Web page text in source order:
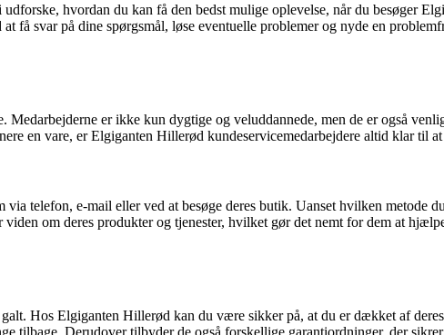
hvordan du kan få den bedst mulige oplevelse, når du besøger
svar på dine spørgsmål, løse eventuelle problemer og nyde en
er ikke kun dygtige og veluddannede, men de er også
en vare, er Elgiganten Hillerød kundeservicemedarbejdere altid klar til
telefon, e-mail eller ved at besøge deres butik. Uanset hvilken metode
om deres produkter og tjenester, hvilket gør det nemt for dem at
Hos Elgiganten Hillerød kan du være sikker på, at du er dækket af
tilbage. Derudover tilbyder de også forskellige garantiordninger, der